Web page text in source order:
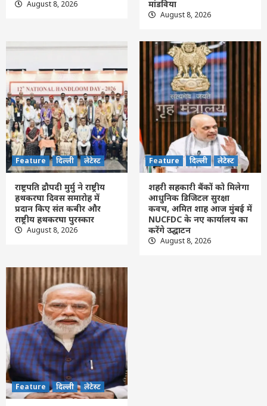
‘चयन प्रक्रिया निष्पक्ष हो, किसी एथलीट के साथ
नाइंसाफी नहीं होनी चाहिए’ : खेल मंत्री मांडविया
3
राष्ट्रपति द्रौपदी मुर्मु ने राष्ट्रीय हथकरघा दिवस
समारोह में प्रदान किए संत कबीर और राष्ट्रीय
हथकरघा पुरस्कार
4
Feature दिल्ली लेटेस्ट
शहरी सहकारी बैंकों को मिलेगा आधुनिक डिजिटल
सुरक्षा कवच, अमित शाह आज मुंबई में NUCFDC
के नए कार्यालय का करेंगे उद्घाटन
5
Feature दिल्ली
पीएम मोदी आईआईटी दिल्ली के 57वें दीक्षांत
समारोह को करेंगे संबोधित; 3,000 से ज्यादा छात्रों
को मिलेंगी डिग्रियां
August 8, 2026
मांडविया
August 8, 2026
Feature दिल्ली लेटेस्ट
राष्ट्रपति द्रौपदी मुर्मु ने राष्ट्रीय
हथकरघा दिवस समारोह में
प्रदान किए संत कबीर और
राष्ट्रीय हथकरघा पुरस्कार
August 8, 2026
Feature दिल्ली लेटेस्ट
शहरी सहकारी बैंकों को मिलेगा
आधुनिक डिजिटल सुरक्षा
कवच, अमित शाह आज मुंबई में
NUCFDC के नए कार्यालय का
करेंगे उद्घाटन
August 8, 2026
Feature दिल्ली लेटेस्ट